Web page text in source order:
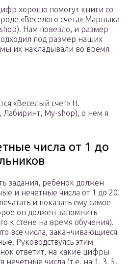
хорошо помогут книги со
«Веселого счета» Маршака
Нам повезло, и размер
под размер наших
их накладывали во время
«Веселый счет» Н.
My-shop), о нем я
числа от 1 до
задания, ребенок должен
и нечетные числа от 1 до 20.
и показать ему самое
он должен запомнить
к стене на время обучения).
все числа, заканчивающиеся
Руководствуясь этим
ответит, на какие цифры
нечетные числа (т.е. на 1, 3, 5,